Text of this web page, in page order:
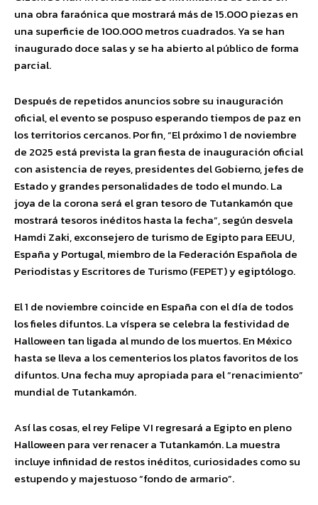
una obra faraónica que mostrará más de 15.000 piezas en
una superficie de 100.000 metros cuadrados. Ya se han
inaugurado doce salas y se ha abierto al público de forma
parcial.
Después de repetidos anuncios sobre su inauguración
oficial, el evento se pospuso esperando tiempos de paz en
los territorios cercanos. Por fin, “El próximo 1 de noviembre
de 2025 está prevista la gran fiesta de inauguración oficial
con asistencia de reyes, presidentes del Gobierno, jefes de
Estado y grandes personalidades de todo el mundo. La
joya de la corona será el gran tesoro de Tutankamón que
mostrará tesoros inéditos hasta la fecha”, según desvela
Hamdi Zaki, exconsejero de turismo de Egipto para EEUU,
España y Portugal, miembro de la Federación Española de
Periodistas y Escritores de Turismo (FEPET) y egiptólogo.
El 1 de noviembre coincide en España con el día de todos
los fieles difuntos. La víspera se celebra la festividad de
Halloween tan ligada al mundo de los muertos. En México
hasta se lleva a los cementerios los platos favoritos de los
difuntos. Una fecha muy apropiada para el “renacimiento”
mundial de Tutankamón.
Así las cosas, el rey Felipe VI regresará a Egipto en pleno
Halloween para ver renacer a Tutankamón. La muestra
incluye infinidad de restos inéditos, curiosidades como su
estupendo y majestuoso “fondo de armario”.